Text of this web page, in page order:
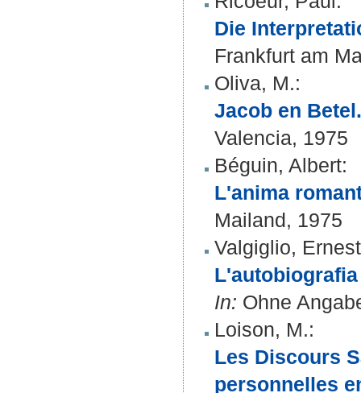
Die
Frankfurt am
Oliva, M.:
Jacob en
Valencia, 1975
Béguin, Albert:
L'anima
Mailand, 1975
Valgiglio,
In: Ohne
Loison, M.:
Les Discours
personnelles